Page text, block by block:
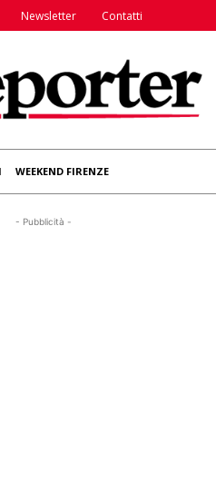
Newsletter Contatti
WEEKEND FIRENZE
- Pubblicità -